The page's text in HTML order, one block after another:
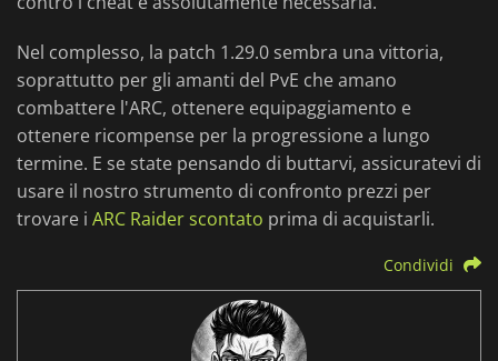
Nel complesso, la patch 1.29.0 sembra una vittoria,
soprattutto per gli amanti del PvE che amano
combattere l'ARC, ottenere equipaggiamento e
ottenere ricompense per la progressione a lungo
termine. E se state pensando di buttarvi, assicuratevi di
usare il nostro strumento di confronto prezzi per
trovare i ARC Raider scontato prima di acquistarli.
Condividi